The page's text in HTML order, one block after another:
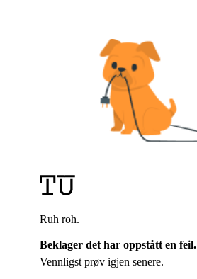
Ruh roh.
Beklager det har oppstått en feil.
Vennligst prøv igjen senere.